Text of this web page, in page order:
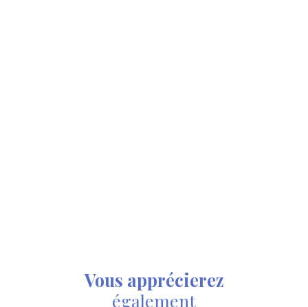
Vous apprécierez
également